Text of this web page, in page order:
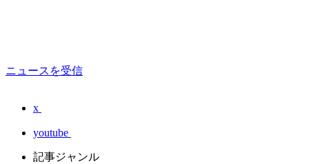
ニュースを受信
x
youtube
記事ジャンル